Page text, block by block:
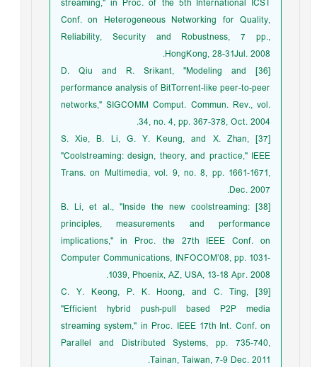
streaming," in Proc. of the 5th International ICST
Conf. on Heterogeneous Networking for Quality,
Reliability, Security and Robustness, 7 pp.,
HongKong, 28-31Jul. 2008.
[36] D. Qiu and R. Srikant, "Modeling and
performance analysis of BitTorrent-like peer-to-peer
networks," SIGCOMM Comput. Commun. Rev., vol.
34, no. 4, pp. 367-378, Oct. 2004.
[37] S. Xie, B. Li, G. Y. Keung, and X. Zhan,
"Coolstreaming: design, theory, and practice," IEEE
Trans. on Multimedia, vol. 9, no. 8, pp. 1661-1671,
Dec. 2007.
[38] B. Li, et al., "Inside the new coolstreaming:
principles, measurements and performance
implications," in Proc. the 27th IEEE Conf. on
Computer Communications, INFOCOM’08, pp. 1031-
1039, Phoenix, AZ, USA, 13-18 Apr. 2008.
[39] C. Y. Keong, P. K. Hoong, and C. Ting,
"Efficient hybrid push-pull based P2P media
streaming system," in Proc. IEEE 17th Int. Conf. on
Parallel and Distributed Systems, pp. 735-740,
Tainan, Taiwan, 7-9 Dec. 2011.